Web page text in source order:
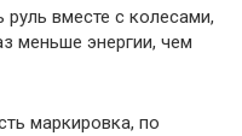
руль вместе с колесами,
меньше энергии, чем
маркировка, по